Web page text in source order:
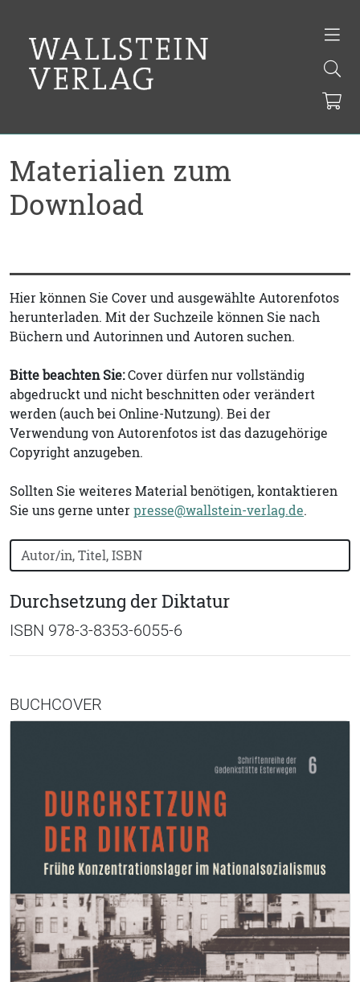
Materialien zum
Download
Hier können Sie Cover und ausgewählte Autorenfotos
herunterladen. Mit der Suchzeile können Sie nach
Büchern und Autorinnen und Autoren suchen.
Bitte beachten Sie:Cover dürfen nur vollständig
abgedruckt und nicht beschnitten oder verändert
werden (auch bei Online-Nutzung). Bei der
Verwendung von Autorenfotos ist das dazugehörige
Copyright anzugeben.
Sollten Sie weiteres Material benötigen, kontaktieren
Sie uns gerne unterpresse@wallstein-verlag.de.
Bücher nach Buchtitel, Autorennamen oder ISBN
Durchsetzung der Diktatur
ISBN 978-3-8353-6055-6
BUCHCOVER